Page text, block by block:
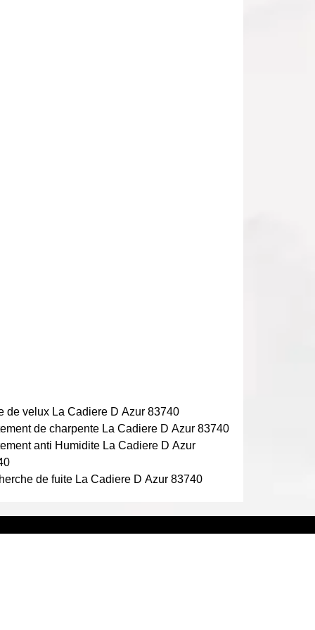
de velux La Cadiere D Azur 83740
de charpente La Cadiere D Azur 83740
anti Humidite La Cadiere D Azur
de fuite La Cadiere D Azur 83740